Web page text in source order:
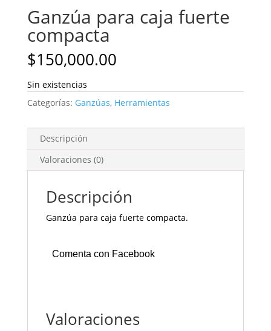
Ganzúa para caja fuerte
compacta
$150,000.00
Sin existencias
Categorías: Ganzúas, Herramientas
Descripción
Valoraciones (0)
Descripción
Ganzúa para caja fuerte compacta.
Comenta con Facebook
Valoraciones